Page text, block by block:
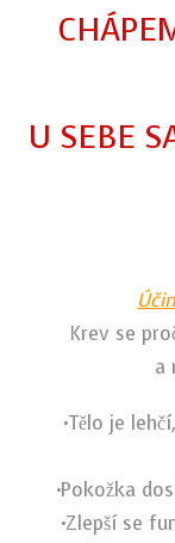
U SEBE
Krev se
a
•Tělo je
•Pokožka
•Zlepší se